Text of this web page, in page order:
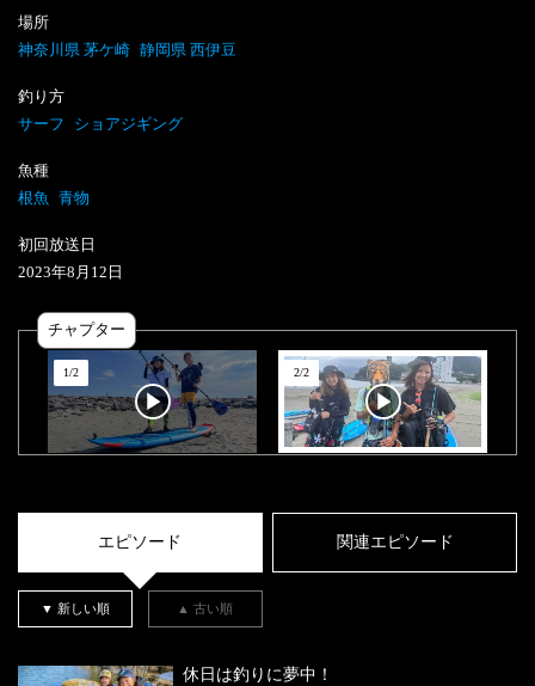
場所
神奈川県 茅ケ崎 静岡県 西伊豆
釣り方
サーフ
ショアジギング
魚種
根魚 青物
初回放送日
2023年8 月 12 日
チャプター
1/2 2/2
エピソード 関連エピソード
▼ 新しい順 ▲ 古い順
休日は釣りに夢中！